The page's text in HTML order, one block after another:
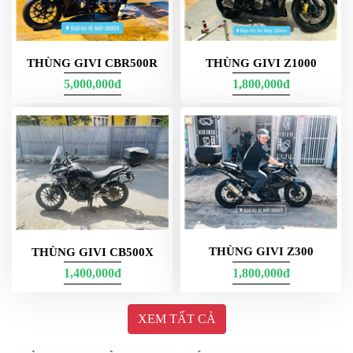
Thùng Givi được sản xuất theo tiêu chuẩn chất lượng châu Âu
được ví như là sự lựa chọn ưu việt số 1 bởi vì:
Sản phẩm được làm từ chất liệu cao cấp có khả năng
chống rỉ sét, chống nứt vỡ và chống sốc tốt.
Thùng Givi theo đó có độ bền cao, giúp người dùng tiết
kiệm nhiều chi phí sửa chữa hoặc thay mới.
Sản phẩm giúp đồ dùng được bảo quản an toàn trên mọi
cung đường gồ ghề, dằn xóc và trong mọi điều kiện thời
tiết.
Thùng gắn xe hạn chế tối đa các sự cố va quẹt do bạn chở
đồ dùng quá nhiều. Nhờ vậy mà độ an toàn của người và
THÙNG GIVI CBR500R
5,000,000đ
THÙNG GIVI Z1000
1,800,000đ
THÙNG GIVI CB500X
1,400,000đ
THÙNG GIVI Z300
1,800,000đ
XEM TẤT CẢ